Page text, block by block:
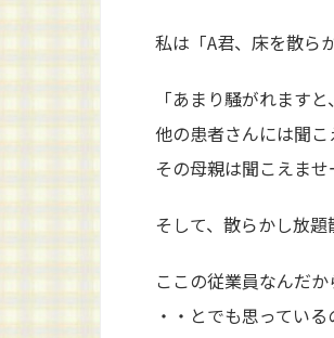
私は「A君、床を散ら
「あまり騒がれます
他の患者さんには聞こ
その母親は聞こえませ
そして、散らかし放題
ここの従業員なんだ
・・とでも思ってい